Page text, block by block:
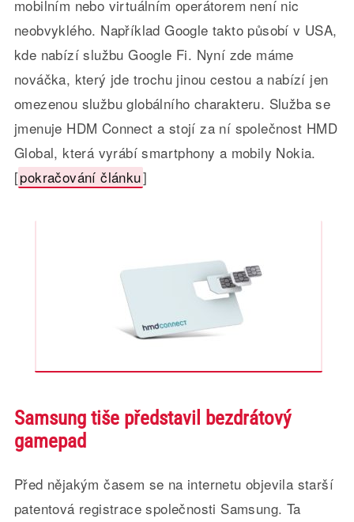
mobilním nebo virtuálním operátorem není nic
neobvyklého. Například Google takto působí v USA,
kde nabízí službu Google Fi. Nyní zde máme
nováčka, který jde trochu jinou cestou a nabízí jen
omezenou službu globálního charakteru. Služba se
jmenuje HDM Connect a stojí za ní společnost HMD
Global, která vyrábí smartphony a mobily Nokia.
[pokračování článku]
Samsung tiše představil bezdrátový
gamepad
Před nějakým časem se na internetu objevila starší
patentová registrace společnosti Samsung. Ta